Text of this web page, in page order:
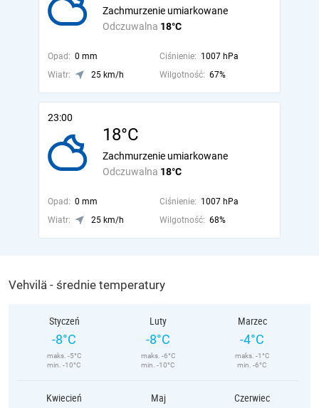
Odczuwalna 18°C
Zachmurzenie umiarkowane
Opad: 0 mm Ciśnienie: 1007 hPa
Wiatr:
25 km/h Wilgotność: 67%
23:00
18°C
Odczuwalna 18°C
Zachmurzenie umiarkowane
Opad: 0 mm Ciśnienie: 1007 hPa
Wiatr:
25 km/h Wilgotność: 68%
Vehvilä - średnie temperatury
Styczeń
-8°C
maks. -5°C
min. -10°C
Luty
-8°C
maks. -6°C
min. -10°C
Marzec
-4°C
maks. -1°C
min. -6°C
Kwiecień Maj Czerwiec